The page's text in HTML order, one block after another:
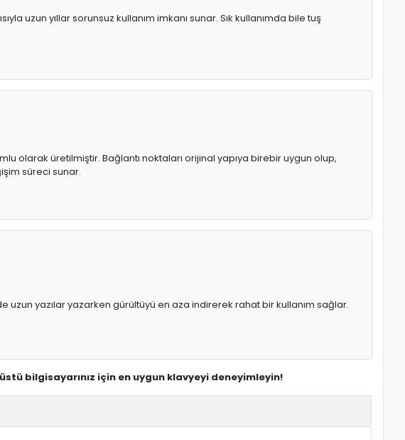
uzun yıllar sorunsuz kullanım imkanı sunar. Sık kullanımda bile tuş
olarak üretilmiştir. Bağlantı noktaları orijinal yapıya birebir uygun olup,
süreci sunar.
uzun yazılar yazarken gürültüyü en aza indirerek rahat bir kullanım sağlar.
bilgisayarınız için en uygun klavyeyi deneyimleyin!